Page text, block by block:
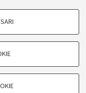
- Università di
- PI: